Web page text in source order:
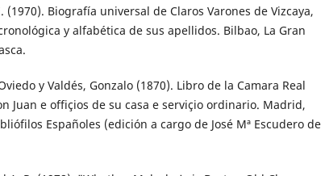
(1970). Biografía universal de Claros Varones de Vizcaya,
y alfabética de sus apellidos. Bilbao, La Gran
y Valdés, Gonzalo (1870). Libro de la Camara Real
Juan e offiçios de su casa e serviçio ordinario. Madrid,
Españoles (edición a cargo de José Mª Escudero de